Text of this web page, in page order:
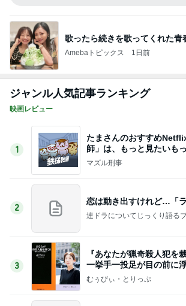
歌ったら続きを歌ってくれた青
Amebaトピックス 1日前
ジャンル人気記事ランキング
映画レビュー
1
たまさんのおすすめ
師」は、もっと見たいも
0話完？
マズル刑事
2
恋は動き出すけれど…「
連ドラについてじっくり語る
3
『あなたが猟奇殺人犯
一挙手一投足が目の前に
むぅびぃ・とりっぷ